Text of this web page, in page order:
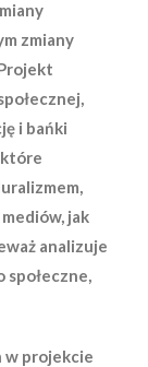
zmiany
i bańki
jak
analizuje
społeczne,
w projekcie